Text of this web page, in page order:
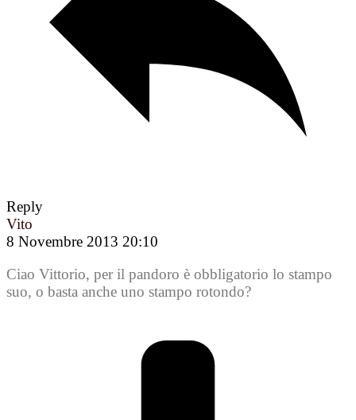
Reply
Vito
8 Novembre 2013 20:10
Ciao Vittorio, per il pandoro è obbligatorio lo stampo
suo, o basta anche uno stampo rotondo?